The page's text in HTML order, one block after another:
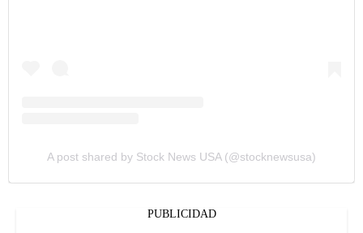
A post shared by Stock News USA (@stocknewsusa)
PUBLICIDAD